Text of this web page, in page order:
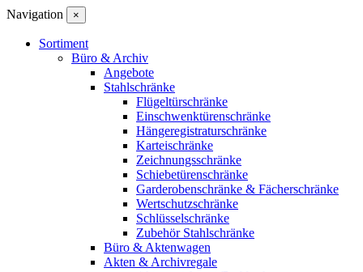
Navigation ×
Sortiment
Büro & Archiv
Angebote
Stahlschränke
Flügeltürschränke
Einschwenktürenschränke
Hängeregistraturschränke
Karteischränke
Zeichnungsschränke
Schiebetürenschränke
Garderobenschränke & Fächerschränke
Wertschutzschränke
Schlüsselschränke
Zubehör Stahlschränke
Büro & Aktenwagen
Akten & Archivregale